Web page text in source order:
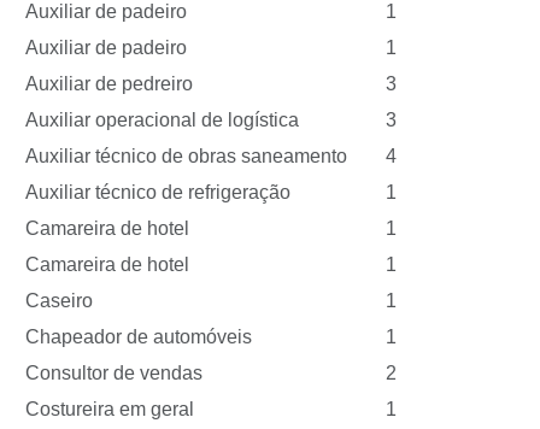
Auxiliar de padeiro
1
Auxiliar de padeiro
1
Auxiliar de pedreiro
3
Auxiliar operacional de logística
3
Auxiliar técnico de obras saneamento
4
Auxiliar técnico de refrigeração
1
Camareira de hotel
1
Camareira de hotel
1
Caseiro
1
Chapeador de automóveis
1
Consultor de vendas
2
Costureira em geral
1